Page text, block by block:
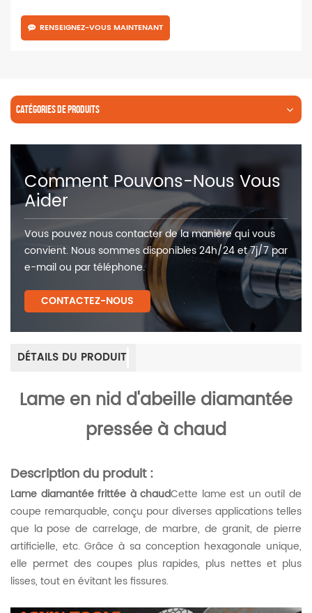
RENSEIGNEZ-VOUS MAINTENANT
CATÉGORIES DE PRODUITS
Comment Pouvons-Nous Vous
Aider
Vous pouvez nous contacter de la manière qui vous
convient. Nous sommes disponibles 24h/24 et 7j/7 par
e-mail ou par téléphone.
CONTACTEZ-NOUS
DÉTAILS DU PRODUIT
Lame en nid d'abeille diamantée
pressée à chaud
Description du produit :
Lame diamantée frittée à chaudCette lame est un outil de
coupe remarquable, conçu pour diverses applications telles
que la pose de carrelage, de marbre, de granit, de pierre
artificielle, etc. Grâce à sa conception hexagonale unique,
elle permet des coupes plus rapides, plus nettes et plus
lisses, tout en évitant les fissures.